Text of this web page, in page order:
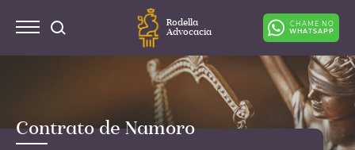
Rodella
Advocacia
CHAME NO
WHATSAPP
Contrato de Namoro